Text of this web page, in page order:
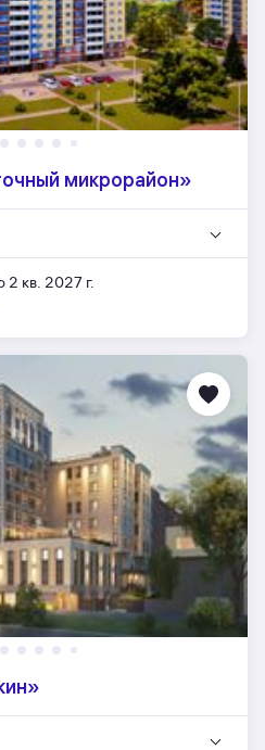
микрорайон»
2 кв. 2027 г.